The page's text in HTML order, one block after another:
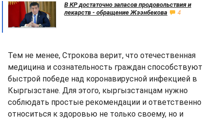
В КР достаточно запасов продовольствия и
лекарств - обращение Жээнбекова
4
Тем не менее, Строкова верит, что отечественная
медицина и сознательность граждан способствуют
быстрой победе над коронавирусной инфекцией в
Кыргызстане. Для этого, кыргызстанцам нужно
соблюдать простые рекомендации и ответственно
относиться к здоровью не только своему, но и